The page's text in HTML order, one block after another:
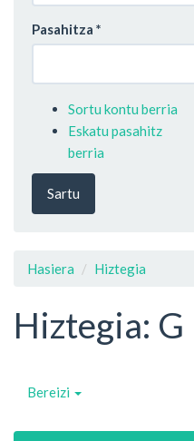
Pasahitza *
Sortu kontu berria
Eskatu pasahitz
berria
Sartu
Hasiera Hiztegia
Hiztegia: G
Bereizi